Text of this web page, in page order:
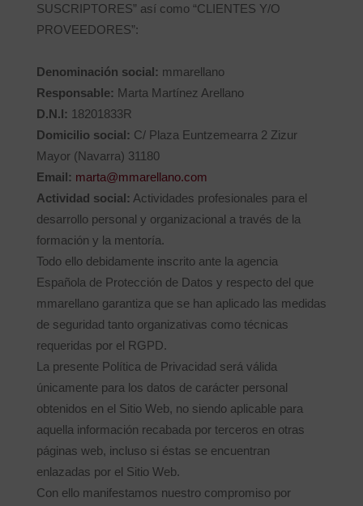
SUSCRIPTORES” así como “CLIENTES Y/O
PROVEEDORES”:
Denominación social: mmarellano
Responsable: Marta Martínez Arellano
D.N.I: 18201833R
Domicilio social: C/ Plaza Euntzemearra 2 Zizur
Mayor (Navarra) 31180
Email: marta@mmarellano.com
Actividad social: Actividades profesionales para el
desarrollo personal y organizacional a través de la
formación y la mentoría.
Todo ello debidamente inscrito ante la agencia
Española de Protección de Datos y respecto del que
mmarellano garantiza que se han aplicado las medidas
de seguridad tanto organizativas como técnicas
requeridas por el RGPD.
La presente Política de Privacidad será válida
únicamente para los datos de carácter personal
obtenidos en el Sitio Web, no siendo aplicable para
aquella información recabada por terceros en otras
páginas web, incluso si éstas se encuentran
enlazadas por el Sitio Web.
Con ello manifestamos nuestro compromiso por